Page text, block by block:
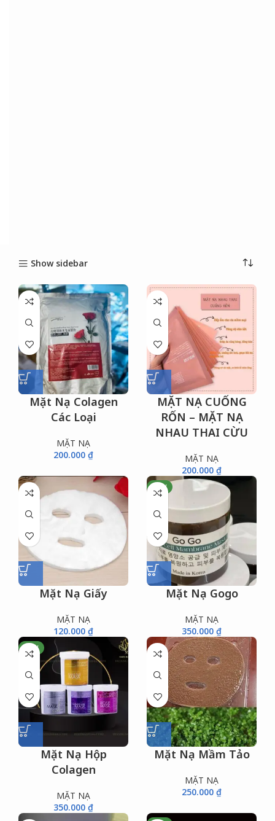
Show sidebar
Mặt Nạ Colagen
Các Loại
MẶT NẠ
200.000 ₫
MẶT NẠ CUỐNG
RỐN – MẶT NẠ
NHAU THAI CỪU
MẶT NẠ
200.000 ₫
Mặt Nạ Giấy
MẶT NẠ
120.000 ₫
NEW
Mặt Nạ Gogo
MẶT NẠ
350.000 ₫
NEW
Mặt Nạ Hộp
Colagen
MẶT NẠ
350.000 ₫
Mặt Nạ Mầm Tảo
MẶT NẠ
250.000 ₫